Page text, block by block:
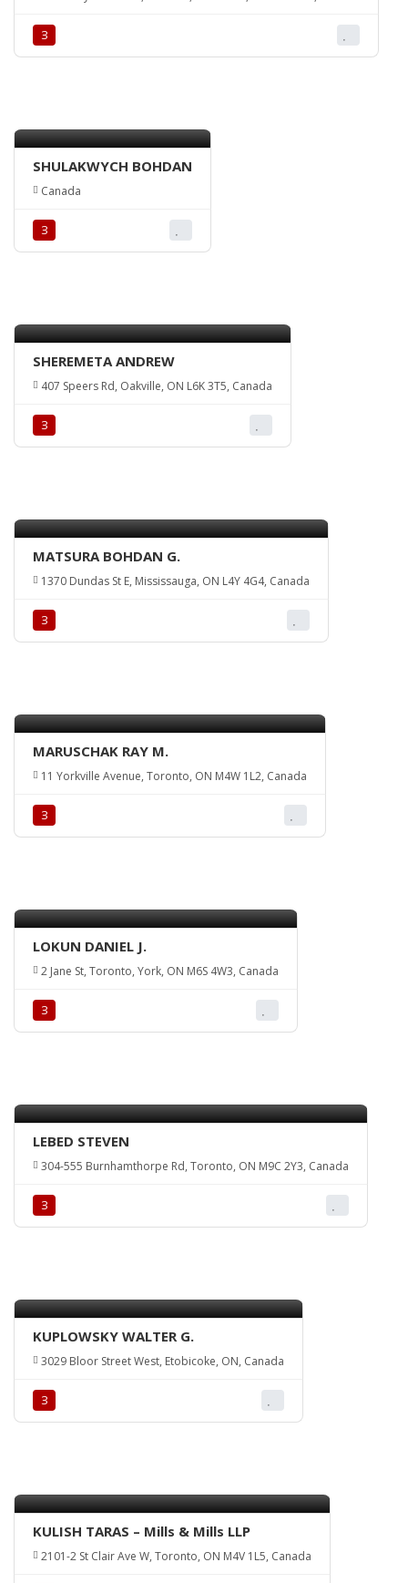
З
SHULAKWYCH BOHDAN
Canada
З
SHEREMETA ANDREW
407 Speers Rd, Oakville, ON L6K 3T5, Canada
З
MATSURA BOHDAN G.
1370 Dundas St E, Mississauga, ON L4Y 4G4, Canada
З
MARUSCHAK RAY M.
11 Yorkville Avenue, Toronto, ON M4W 1L2, Canada
З
LOKUN DANIEL J.
2 Jane St, Toronto, York, ON M6S 4W3, Canada
З
LEBED STEVEN
304-555 Burnhamthorpe Rd, Toronto, ON M9C 2Y3, Canada
З
KUPLOWSKY WALTER G.
3029 Bloor Street West, Etobicoke, ON, Canada
З
KULISH TARAS – Mills & Mills LLP
2101-2 St Clair Ave W, Toronto, ON M4V 1L5, Canada